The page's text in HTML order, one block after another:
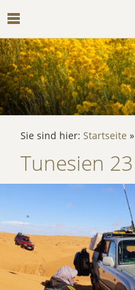
Sie sind hier: Startseite »
Tunesien 23